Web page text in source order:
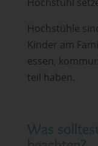
Hochstühle
Kinder am
essen,
teil haben.
Was